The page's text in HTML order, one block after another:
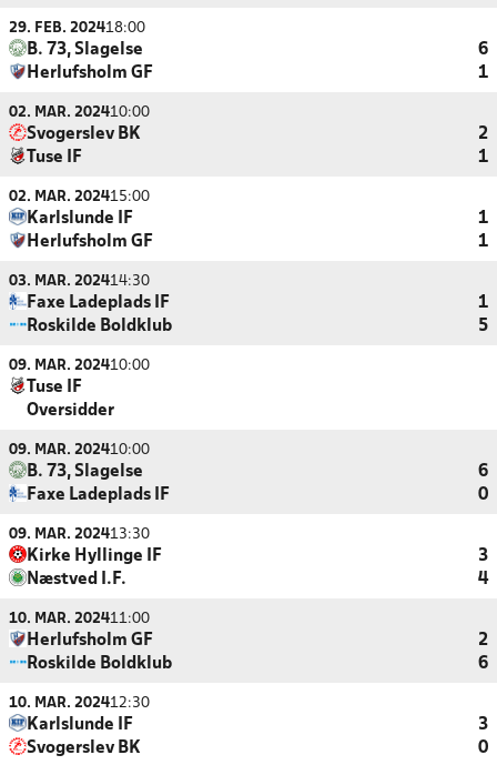
29. FEB. 202418:00
B. 73, Slagelse
6
Herlufsholm GF
1
02. MAR. 202410:00
Svogerslev BK
2
Tuse IF
1
02. MAR. 202415:00
Karlslunde IF
1
Herlufsholm GF
1
03. MAR. 202414:30
Faxe Ladeplads IF
1
Roskilde Boldklub
5
09. MAR. 202410:00
Tuse IF
Oversidder
09. MAR. 202410:00
B. 73, Slagelse
6
Faxe Ladeplads IF
0
09. MAR. 202413:30
Kirke Hyllinge IF
3
Næstved I.F.
4
10. MAR. 202411:00
Herlufsholm GF
2
Roskilde Boldklub
6
10. MAR. 202412:30
Karlslunde IF
3
Svogerslev BK
0